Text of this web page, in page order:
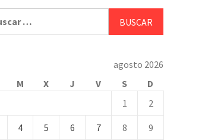
agosto 2026
M X J V S
D
1
2
4 5 6 7 8 9